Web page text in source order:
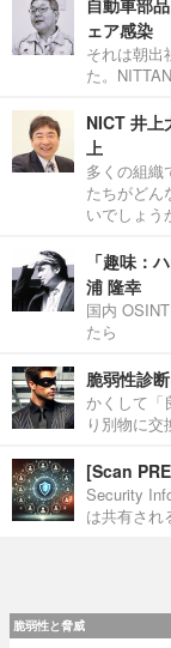
自動車部
ェア感染
それは朝出
た。
NICT 井上
上
多くの組織
たちがどん
いでしょう
「趣味：
浦 隆幸
国内
たら
脆弱性診
かくして「
り別物に交
[Scan
Security
は共有され
脆弱性と脅威